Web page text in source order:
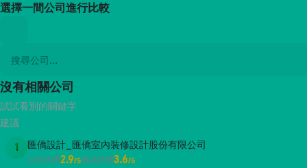
選擇一間公司進行比較
沒有相關公司
試試看別的關鍵字
建議
1 匯僑設計_匯僑室內裝修設計股份有限公司
公司評價2.9/5面試評價3.6/5